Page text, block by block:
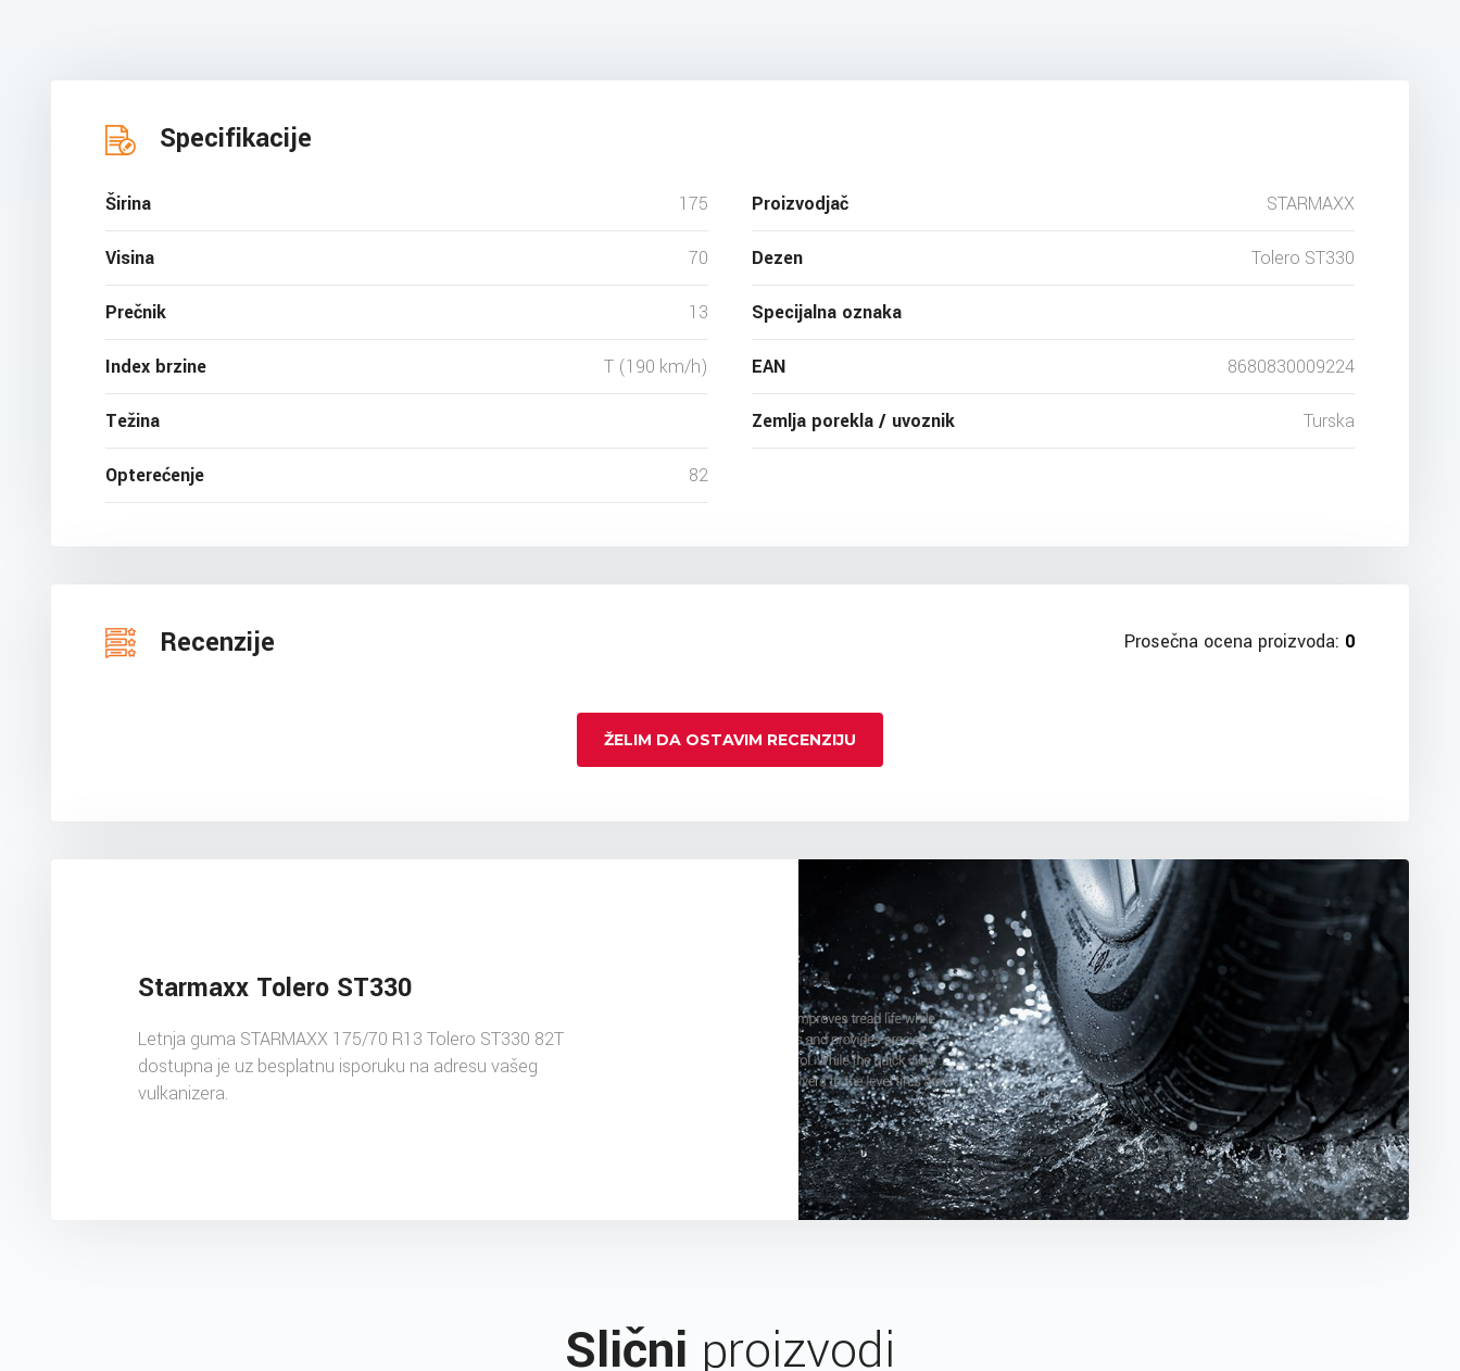
Specifikacije
Širina 175
Visina 70
Prečnik 13
Index brzine T (190 km/h)
Težina
Opterećenje 82
Proizvodjač STARMAXX
Dezen Tolero ST330
Specijalna oznaka
EAN 8680830009224
Zemlja porekla / uvoznik Turska
Recenzije Prosečna ocena proizvoda: 0
ŽELIM DA OSTAVIM RECENZIJU
Starmaxx Tolero ST330
Letnja guma STARMAXX 175/70 R13 Tolero ST330 82T
dostupna je uz besplatnu isporuku na adresu vašeg
vulkanizera.
Slični proizvodi